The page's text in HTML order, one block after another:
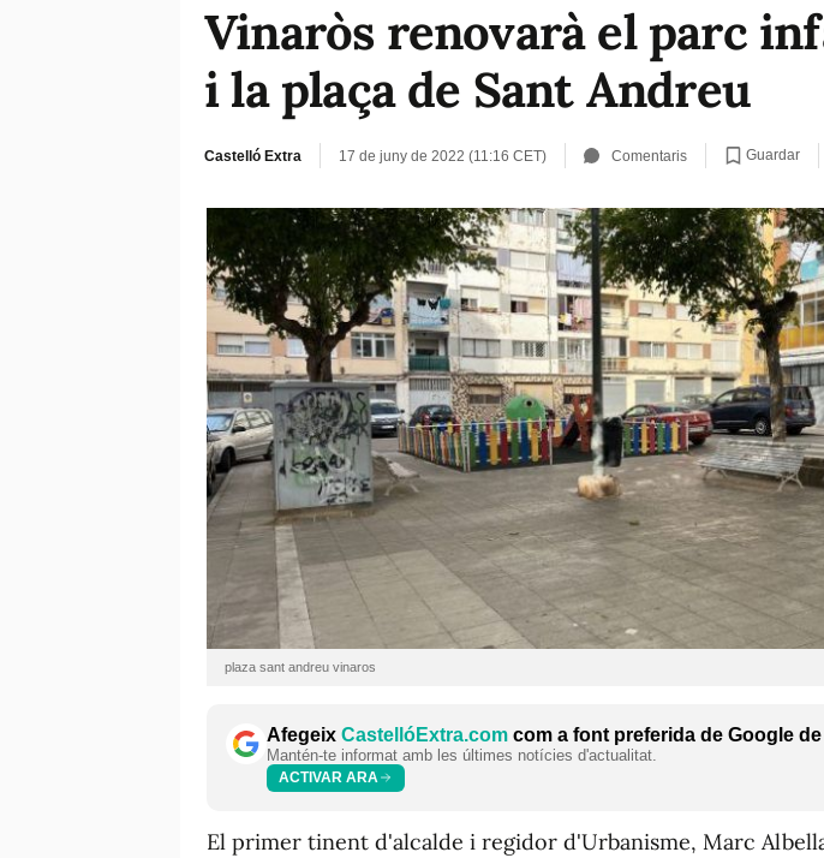
Vinaròs renovarà el parc
i la plaça de Sant Andreu
Castelló Extra 17 de juny de 2022 (11:16 CET) Comentaris Guardar
plaza sant andreu vinaros
Afegeix CastellóExtra.com com a font preferida de Google
Mantén-te informat amb les últimes notícies d'actualitat.
ACTIVAR ARA
El primer tinent d'alcalde i regidor d'Urbanisme, Marc